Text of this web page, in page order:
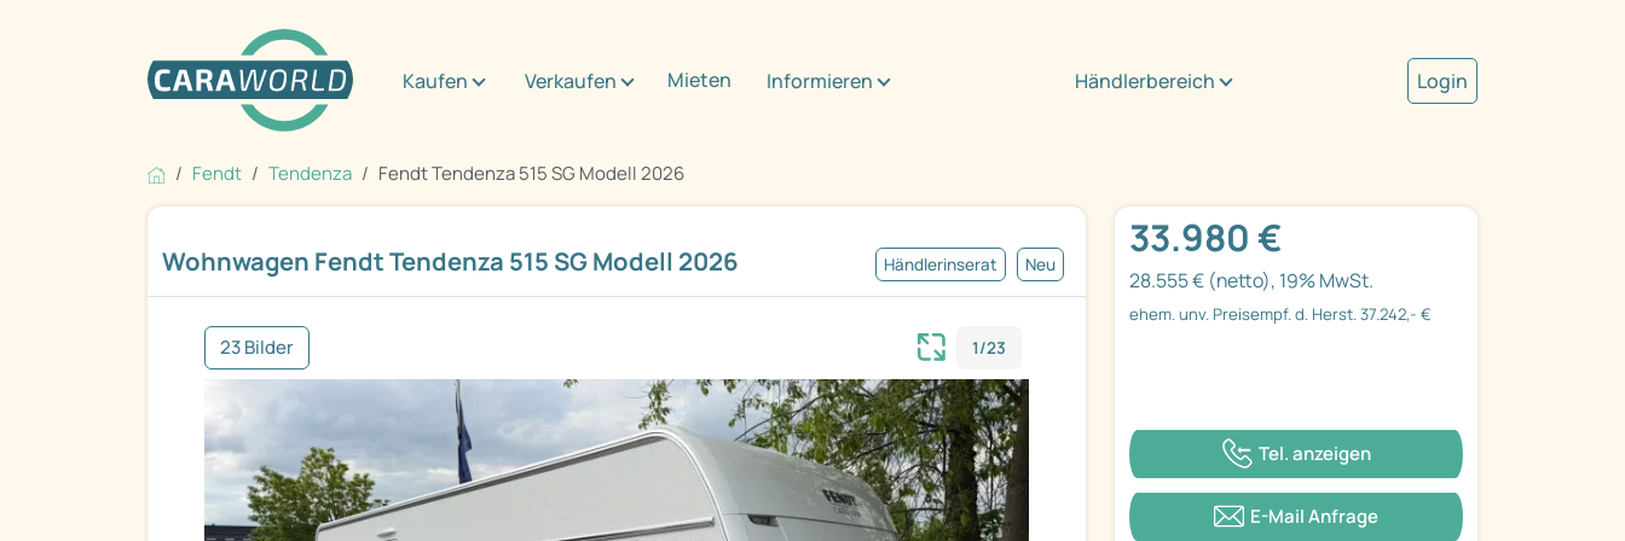
Kaufen Verkaufen Mieten Informieren Händlerbereich Login
Fendt Tendenza Fendt Tendenza 515 SG Modell 2026
Wohnwagen Fendt Tendenza 515 SG Modell 2026 Händlerinserat Neu
23 Bilder 1/23
33.980 €
28.555 € (netto), 19% MwSt.
ehem. unv. Preisempf. d. Herst. 37.242,- €
Tel. anzeigen
E-Mail Anfrage